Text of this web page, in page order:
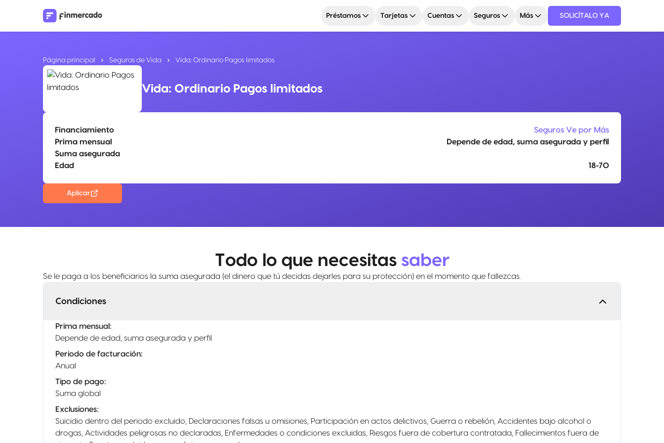
Préstamos Tarjetas Cuentas Seguros Más SOLICÍTALO YA
Página principal Seguros de Vida Vida: Ordinario Pagos limitados
Vida: Ordinario Pagos limitados
Financiamiento
Seguros Ve por Más
Prima mensual
Depende de edad, suma asegurada y perfil
Suma asegurada
Edad
18-70
Aplicar
Todo lo que necesitas saber
Se le paga a los beneficiarios la suma asegurada (el dinero que tú decidas dejarles para su protección) en el momento que fallezcas.
Condiciones
Prima mensual :
Depende de edad, suma asegurada y perfil
Periodo de facturación:
Anual
Tipo de pago:
Suma global
Exclusiones:
Suicidio dentro del periodo excluido, Declaraciones falsas u omisiones, Participación en actos delictivos, Guerra o rebelión, Accidentes bajo alcohol o
drogas, Actividades peligrosas no declaradas, Enfermedades o condiciones excluidas, Riesgos fuera de cobertura contratada, Fallecimientos fuera de